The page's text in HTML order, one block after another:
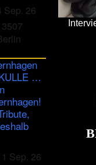
Sep. 26
…
Sep. 26